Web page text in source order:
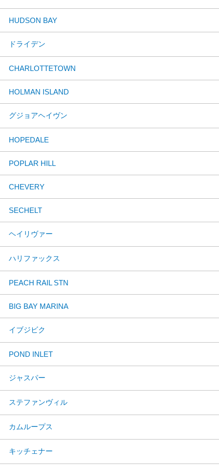
HUDSON BAY
ドライデン
CHARLOTTETOWN
HOLMAN ISLAND
グジョアヘイヴン
HOPEDALE
POPLAR HILL
CHEVERY
SECHELT
ヘイリヴァー
ハリファックス
PEACH RAIL STN
BIG BAY MARINA
イブジビク
POND INLET
ジャスパー
ステファンヴィル
カムループス
キッチェナー